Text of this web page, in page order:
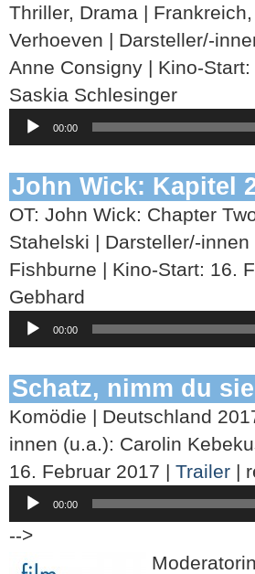
Thriller, Drama |
Verhoeven | Darsteller/-
Anne Consigny | Kino-
Saskia Schlesinger
Player
00:00
John Wick: Kapitel
OT: John Wick: Chapter
Stahelski | Darsteller/-
Fishburne | Kino-Start: 16.
Gebhard
Player
00:00
Schatz, nimm du
Komödie | Deutschland
innen (u.a.): Carolin
16. Februar 2017 | Trailer |
Player
00:00
-->